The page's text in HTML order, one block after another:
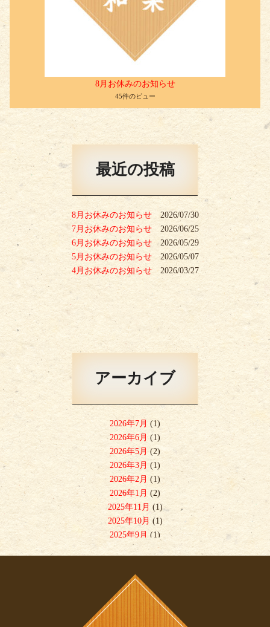
8月お休みのお知らせ
45件のビュー
最近の投稿
8月お休みのお知らせ
2026/07/30
7月お休みのお知らせ
2026/06/25
6月お休みのお知らせ
2026/05/29
5月お休みのお知らせ
2026/05/07
4月お休みのお知らせ
2026/03/27
アーカイブ
2026年7月 (1)
2026年6月 (1)
2026年5月 (2)
2026年3月 (1)
2026年2月 (1)
2026年1月 (2)
2025年11月 (1)
2025年10月 (1)
2025年9月 (1)
2025年8月 (1)
2025年6月
2025年5月(1)
2025年4月
(2)